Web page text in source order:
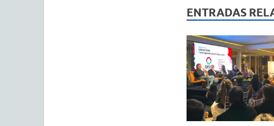
s
A
p
p
b
o
o
k
ENTRADAS